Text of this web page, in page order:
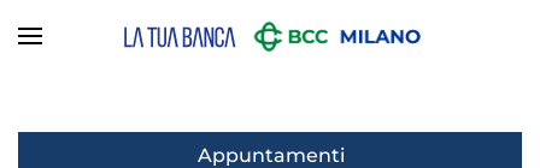
Appuntamenti